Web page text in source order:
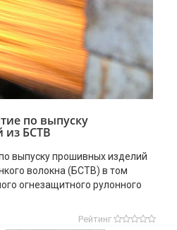
по выпуску
из БСТВ
выпуску прошивных изделий
волокна (БСТВ) в том
огнезащитного рулонного
Рейтинг